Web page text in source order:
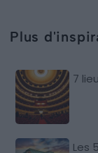
Plus
7
Les